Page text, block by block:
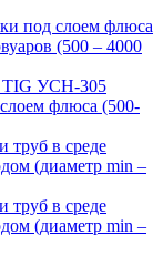
под слоем флюса
(500 – 4000
TIG УСН-305
флюса (500-
труб в среде
(диаметр min –
труб в среде
(диаметр min –